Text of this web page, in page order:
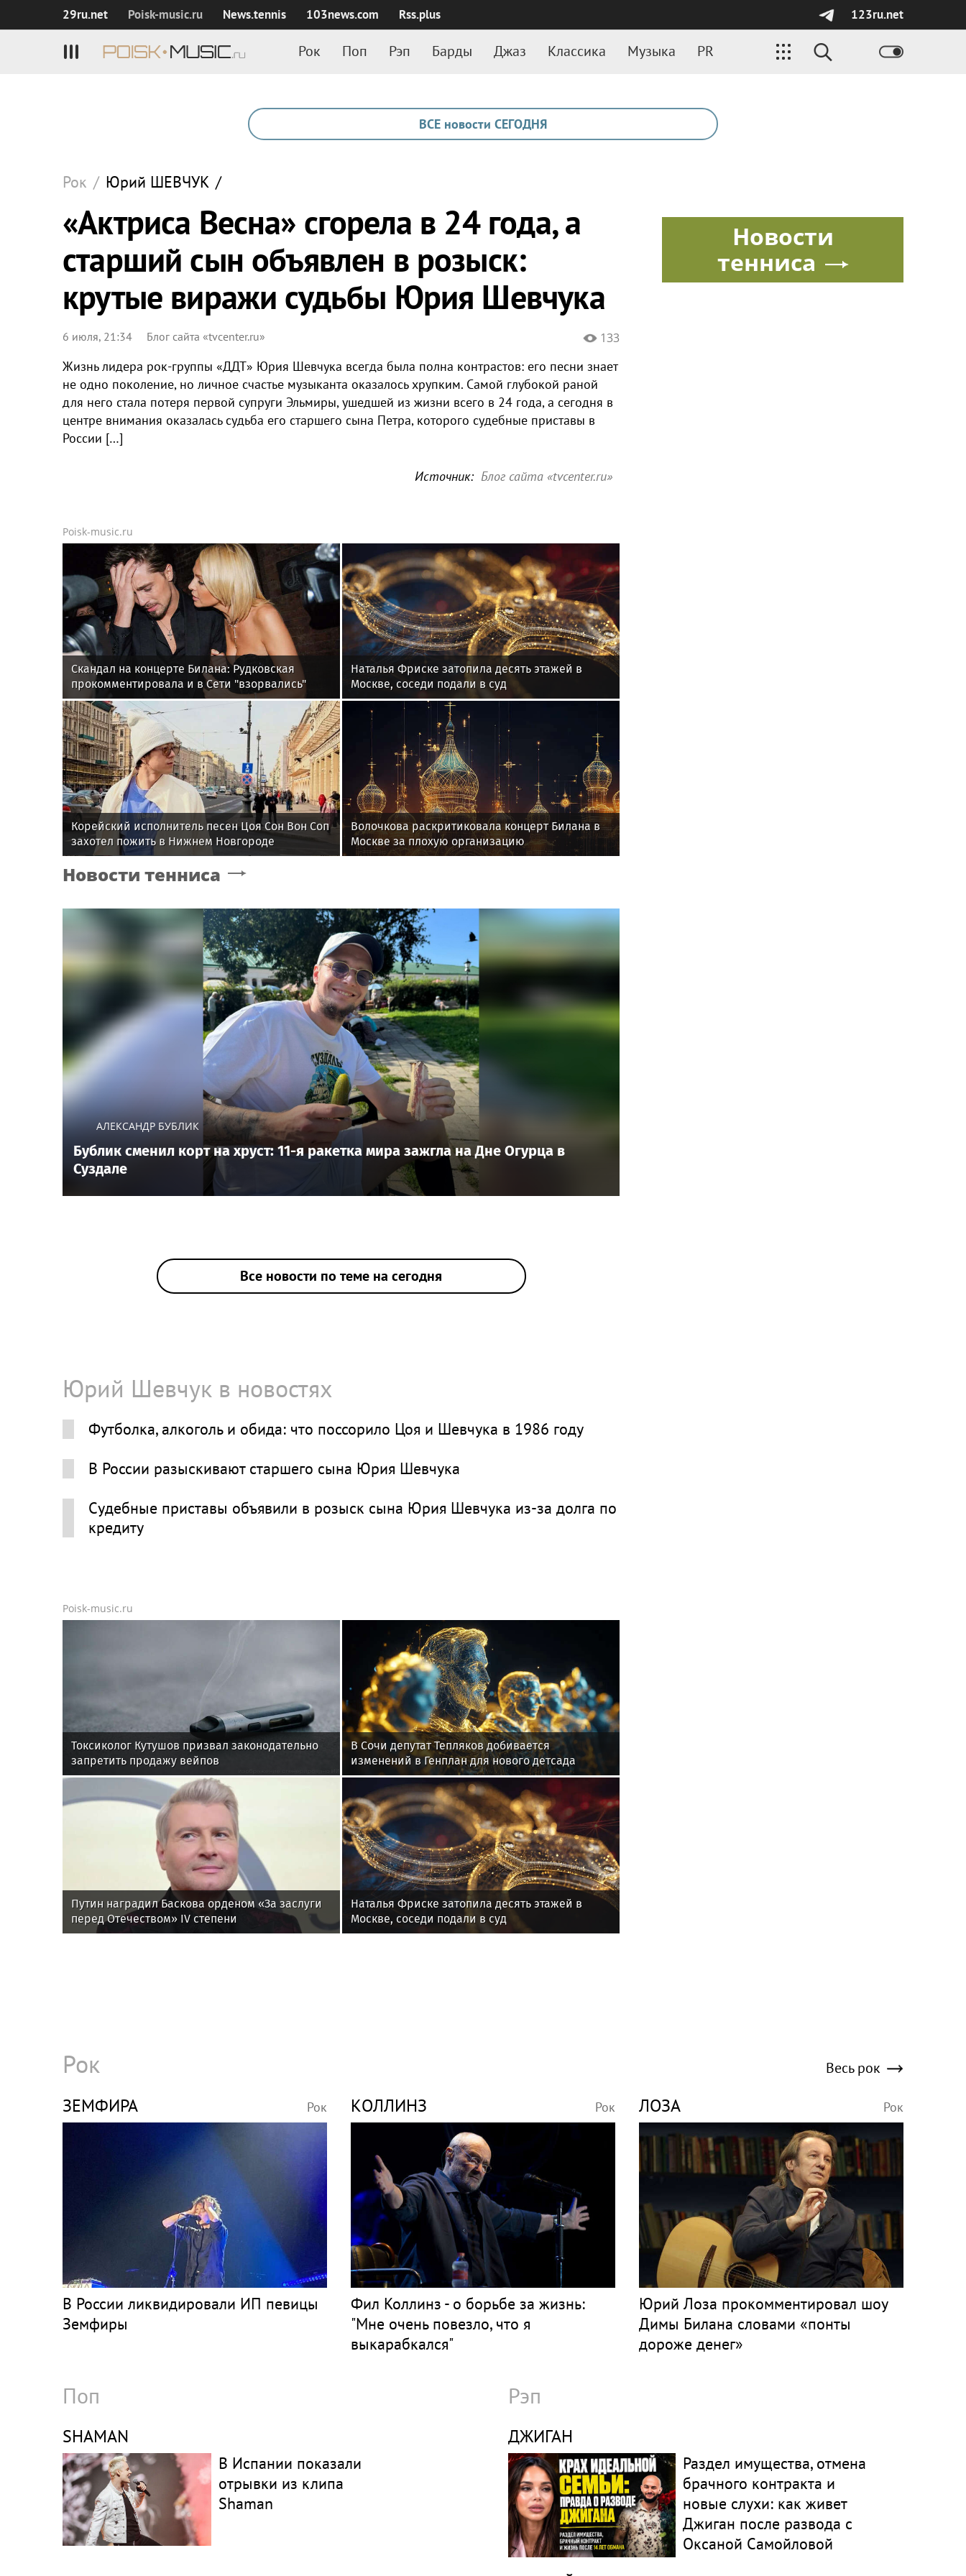
29ru.net Poisk‑music.ru News.tennis 103news.com Rss.plus 123ru.net
Рок Поп Рэп Барды Джаз Классика Музыка PR
ВСЕ новости СЕГОДНЯ
Рок / Юрий ШЕВЧУК /
«Актриса Весна» сгорела в 24 года, а
старший сын объявлен в розыск:
крутые виражи судьбы Юрия Шевчука
6 июля, 21:34 Блог сайта «tvcenter.ru» 133
Жизнь лидера рок-группы «ДДТ» Юрия Шевчука всегда была полна контрастов: его песни знает
не одно поколение, но личное счастье музыканта оказалось хрупким. Самой глубокой раной
для него стала потеря первой супруги Эльмиры, ушедшей из жизни всего в 24 года, а сегодня в
центре внимания оказалась судьба его старшего сына Петра, которого судебные приставы в
России […]
Источник: Блог сайта «tvcenter.ru»
Poisk-music.ru
Скандал на концерте Билана: Рудковская
прокомментировала и в Сети "взорвались"
Наталья Фриске затопила десять этажей в
Москве, соседи подали в суд
Корейский исполнитель песен Цоя Сон Вон Соп
захотел пожить в Нижнем Новгороде
Волочкова раскритиковала концерт Билана в
Москве за плохую организацию
Новости тенниса
АЛЕКСАНДР БУБЛИК
Бублик сменил корт на хруст: 11-я ракетка мира зажгла на Дне Огурца в
Суздале
Все новости по теме на сегодня
Юрий Шевчук в новостях
Футболка, алкоголь и обида: что поссорило Цоя и Шевчука в 1986 году
В России разыскивают старшего сына Юрия Шевчука
Судебные приставы объявили в розыск сына Юрия Шевчука из-за долга по
кредиту
Poisk-music.ru
Токсиколог Кутушов призвал законодательно
запретить продажу вейпов
В Сочи депутат Тепляков добивается
изменений в Генплан для нового детсада
Путин наградил Баскова орденом «За заслуги
перед Отечеством» IV степени
Наталья Фриске затопила десять этажей в
Москве, соседи подали в суд
Новости
тенниса
Рок Весь рок
ЗЕМФИРА Рок
В России ликвидировали ИП певицы
Земфиры
КОЛЛИНЗ Рок
Фил Коллинз - о борьбе за жизнь:
"Мне очень повезло, что я
выкарабкался"
ЛОЗА Рок
Юрий Лоза прокомментировал шоу
Димы Билана словами «понты
дороже денег»
Поп
SHAMAN
В Испании показали
отрывки из клипа
Shaman
Рэп
ДЖИГАН
Раздел имущества, отмена
брачного контракта и
новые слухи: как живет
Джиган после развода с
Оксаной Самойловой